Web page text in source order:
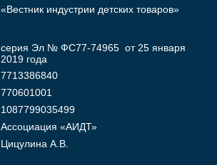
«Вестник индустрии детских товаров»
серия Эл № ФС77-74965 от 25 января
2019 года
7713386840
770601001
1087799035499
Ассоциация «АИДТ»
Цицулина А.В.